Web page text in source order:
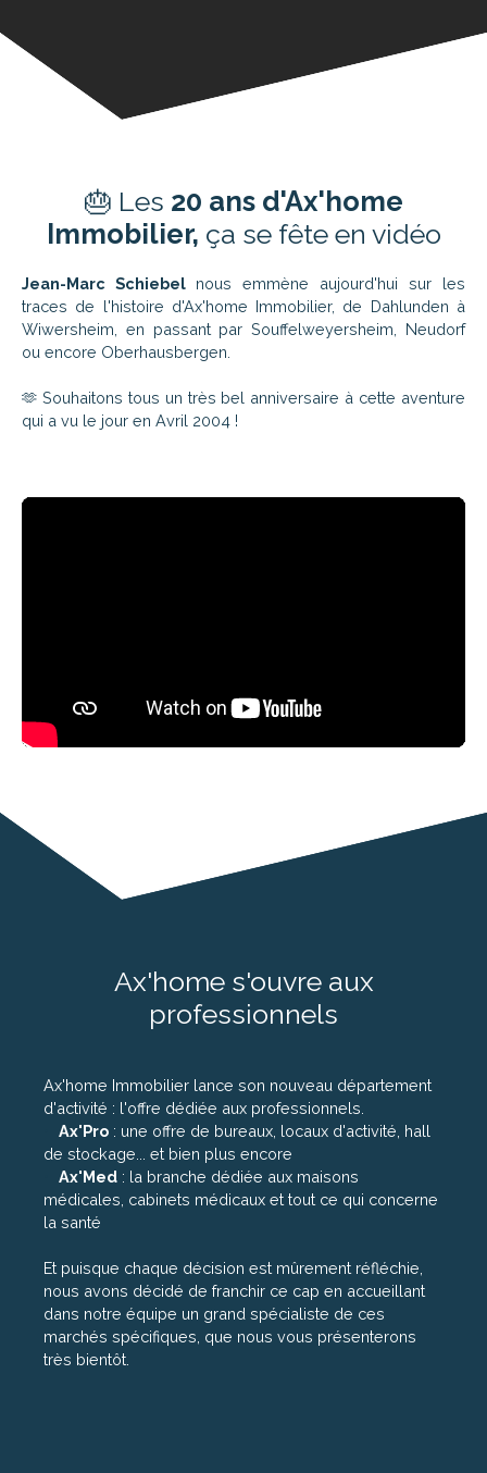
🎂 Les 20 ans d'Ax'home
Immobilier, ça se fête en vidéo
Jean-Marc Schiebel nous emmène aujourd'hui sur les
traces de l'histoire d'Ax'home Immobilier, de Dahlunden à
Wiwersheim, en passant par Souffelweyersheim, Neudorf
ou encore Oberhausbergen.
🫶 Souhaitons tous un très bel anniversaire à cette aventure
qui a vu le jour en Avril 2004 !
Ax'home s'ouvre aux
professionnels
Ax'home Immobilier lance son nouveau département
d'activité : l'offre dédiée aux professionnels.
Ax'Pro : une offre de bureaux, locaux d'activité, hall
de stockage... et bien plus encore
Ax'Med : la branche dédiée aux maisons
médicales, cabinets médicaux et tout ce qui concerne
la santé
Et puisque chaque décision est mûrement réfléchie,
nous avons décidé de franchir ce cap en accueillant
dans notre équipe un grand spécialiste de ces
marchés spécifiques, que nous vous présenterons
très bientôt.